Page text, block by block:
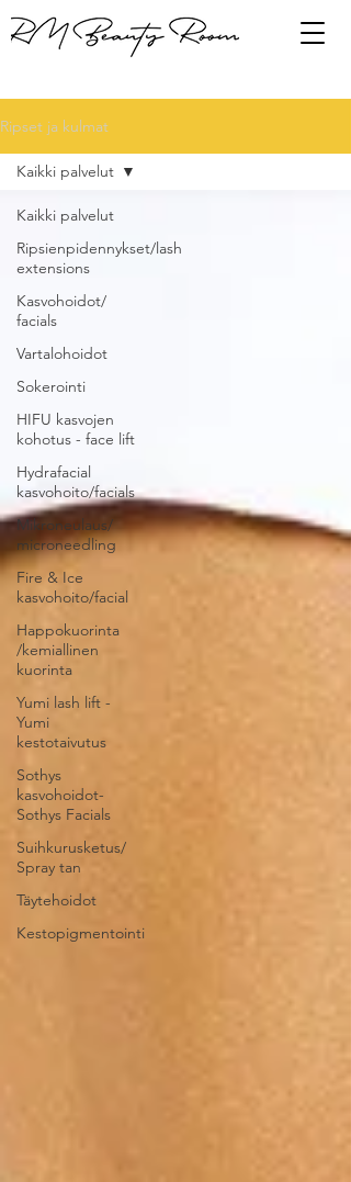
Ripset ja kulmat
Kaikki palvelut
Ripsienpidennykset/lash
extensions
Kasvohoidot/
facials
Vartalohoidot
Sokerointi
HIFU kasvojen
kohotus - face lift
Hydrafacial
kasvohoito/facials
Mikroneulaus/
microneedling
Fire & Ice
kasvohoito/facial
Happokuorinta
/kemiallinen
kuorinta
Yumi lash lift -
Yumi
kestotaivutus
Sothys
kasvohoidot-
Sothys Facials
Suihkurusketus/
Spray tan
Täytehoidot
Kestopigmentointi
Kaikki palvelut